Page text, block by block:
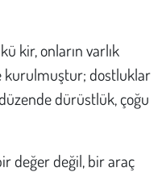
kir, onların varlık
kurulmuştur; dostluklar
dürüstlük, çoğu
değer değil, bir araç